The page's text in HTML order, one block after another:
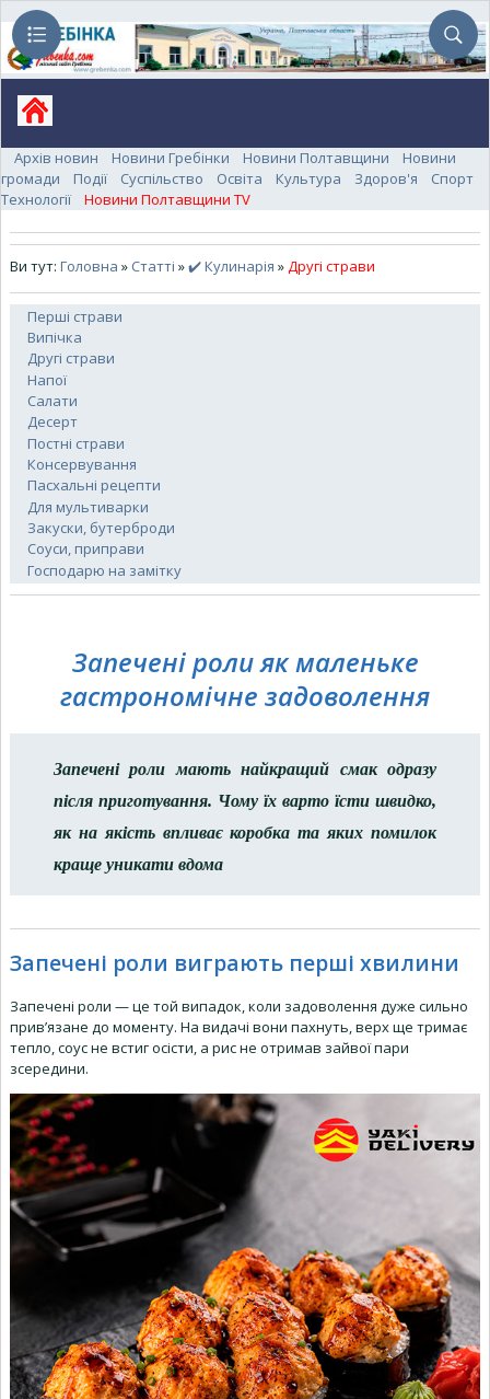
Архів новин Новини Гребінки Новини Полтавщини
Новини
громади
Події Суспільство Освіта Культура Здоров'я
Спорт
Технології
Новини Полтавщини TV
Ви тут: Головна » Статті »✔️ Кулинарія » Другі страви
Перші страви
Випічка
Другі страви
Напої
Салати
Десерт
Постні страви
Консервування
Пасхальні рецепти
Для мультиварки
Закуски, бутерброди
Соуси, приправи
Господарю на замітку
Запечені роли як маленьке
гастрономічне задоволення
Запечені роли мають найкращий смак одразу
після приготування. Чому їх варто їсти швидко,
як на якість впливає коробка та яких помилок
краще уникати вдома
Запечені роли виграють перші хвилини
Запечені роли — це той випадок, коли задоволення дуже сильно
прив’язане до моменту. На видачі вони пахнуть, верх ще тримає
тепло, соус не встиг осісти, а рис не отримав зайвої пари
зсередини.